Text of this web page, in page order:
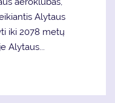
Alytaus
iki 2078 metų
Alytaus...